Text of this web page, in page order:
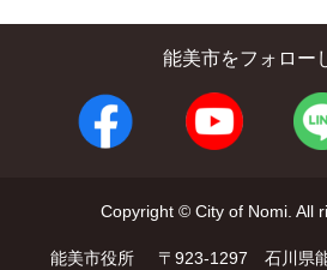
能美市をフォロー
Copyright © City of Nomi. All
能美市役所
〒923-1297 石川県